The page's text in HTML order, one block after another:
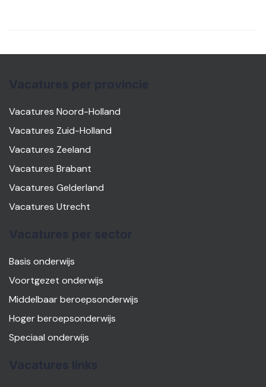
Vacatures Noord-Holland
Vacatures Zuid-Holland
Vacatures Zeeland
Vacatures Brabant
Vacatures Gelderland
Vacatures Utrecht
Basis onderwijs
Voortgezet onderwijs
Middelbaar beroepsonderwijs
Hoger beroepsonderwijs
Speciaal onderwijs